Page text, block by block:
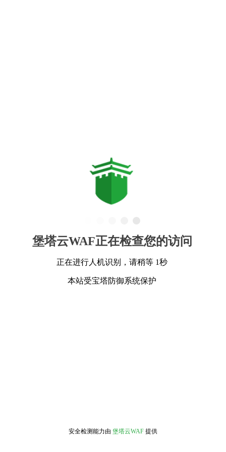
堡塔云WAF正在检查您的访问
正在进行人机识别，请稍等 1秒
本站受宝塔防御系统保护
安全检测能力由 堡塔云WAF 提供